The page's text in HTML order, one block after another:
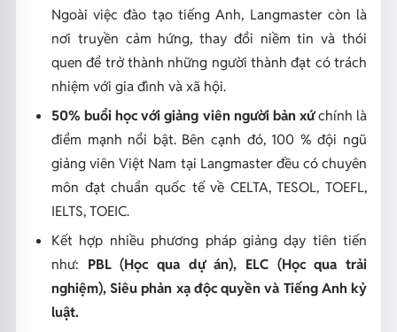
Ngoài việc đào tạo tiếng Anh, Langmaster còn là
nơi truyền cảm hứng, thay đổi niềm tin và thói
quen để trở thành những người thành đạt có trách
nhiệm với gia đình và xã hội.
50% buổi học với giảng viên người bản xứchính là
điểm mạnh nổi bật. Bên cạnh đó, 100 % đội ngũ
giảng viên Việt Nam tại Langmaster đều có chuyên
môn đạt chuẩn quốc tế về CELTA, TESOL, TOEFL,
IELTS, TOEIC.
Kết hợp nhiều phương pháp giảng dạy tiên tiến
như: PBL (Học qua dự án), ELC (Học qua trải
nghiệm), Siêu phản xạ độc quyền và Tiếng Anh kỷ
luật.